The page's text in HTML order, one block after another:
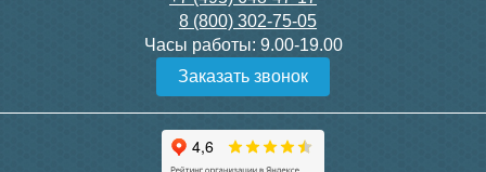
Конвектор ITT.080.200.1300
с решеткой GRILL.SGW-20-
Конвектор ITT.080.200.1000
с решеткой GRILL.SGW-20-
Подробнее Подробнее
8 (800) 302-75-05
Часы работы: 9.00-19.00
Заказать звонок